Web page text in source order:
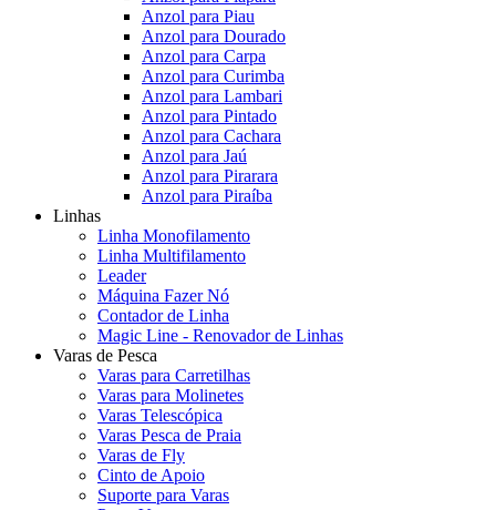
Anzol para Piau
Anzol para Dourado
Anzol para Carpa
Anzol para Curimba
Anzol para Lambari
Anzol para Pintado
Anzol para Cachara
Anzol para Jaú
Anzol para Pirarara
Anzol para Piraíba
Linhas
Linha Monofilamento
Linha Multifilamento
Leader
Máquina Fazer Nó
Contador de Linha
Magic Line - Renovador de Linhas
Varas de Pesca
Varas para Carretilhas
Varas para Molinetes
Varas Telescópica
Varas Pesca de Praia
Varas de Fly
Cinto de Apoio
Suporte para Varas